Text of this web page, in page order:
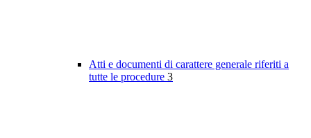
Atti e documenti di carattere generale riferiti a
tutte le procedure 3